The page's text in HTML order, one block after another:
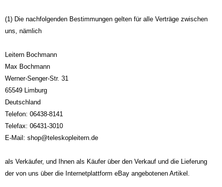
(1) Die nachfolgenden Bestimmungen gelten für alle Verträge zwischen
uns, nämlich
Leitern Bochmann
Max Bochmann
Werner-Senger-Str. 31
65549 Limburg
Deutschland
Telefon: 06438-8141
Telefax: 06431-3010
E-Mail: shop@teleskopleitern.de
als Verkäufer, und Ihnen als Käufer über den Verkauf und die Lieferung
der von uns über die Internetplattform eBay angebotenen Artikel.